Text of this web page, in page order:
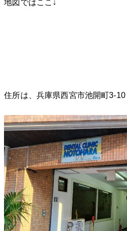
地図ではここ↓
住所は、兵庫県西宮市池開町3-10